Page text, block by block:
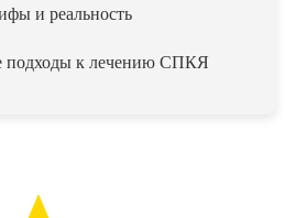
и реальность
подходы к лечению СПКЯ